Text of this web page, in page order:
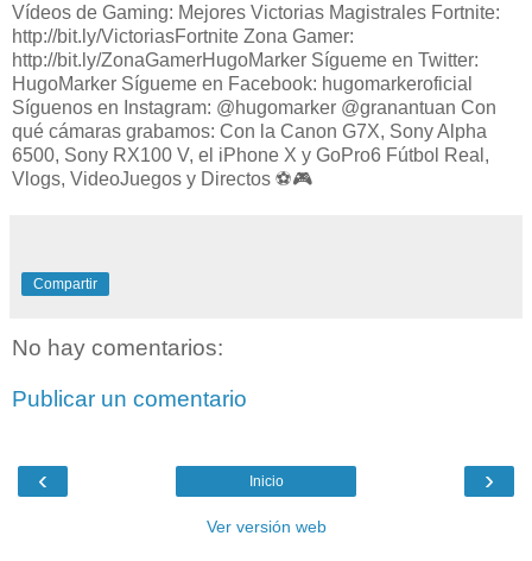
Vídeos de Gaming: Mejores Victorias Magistrales Fortnite:
http://bit.ly/VictoriasFortnite Zona Gamer:
http://bit.ly/ZonaGamerHugoMarker Sígueme en Twitter:
HugoMarker Sígueme en Facebook: hugomarkeroficial
Síguenos en Instagram: @hugomarker @granantuan Con
qué cámaras grabamos: Con la Canon G7X, Sony Alpha
6500, Sony RX100 V, el iPhone X y GoPro6 Fútbol Real,
Vlogs, VideoJuegos y Directos ⚽️🎮
Compartir
No hay comentarios:
Publicar un comentario
‹ ›
Inicio
Ver versión web